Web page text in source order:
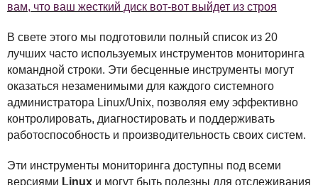
вам, что ваш жесткий диск вот-вот выйдет из строя
В свете этого мы подготовили полный список из 20
лучших часто используемых инструментов мониторинга
командной строки. Эти бесценные инструменты могут
оказаться незаменимыми для каждого системного
администратора Linux/Unix, позволяя ему эффективно
контролировать, диагностировать и поддерживать
работоспособность и производительность своих систем.
Эти инструменты мониторинга доступны под всеми
версиями Linux и могут быть полезны для отслеживания